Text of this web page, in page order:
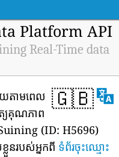
Platform API
Real-Time data
🇬🇧
យតាមពេល
យគុណភាព
(ID: H5696)
លួនរបស់អ្នកពី ទំព័រចុះឈ្មោះ